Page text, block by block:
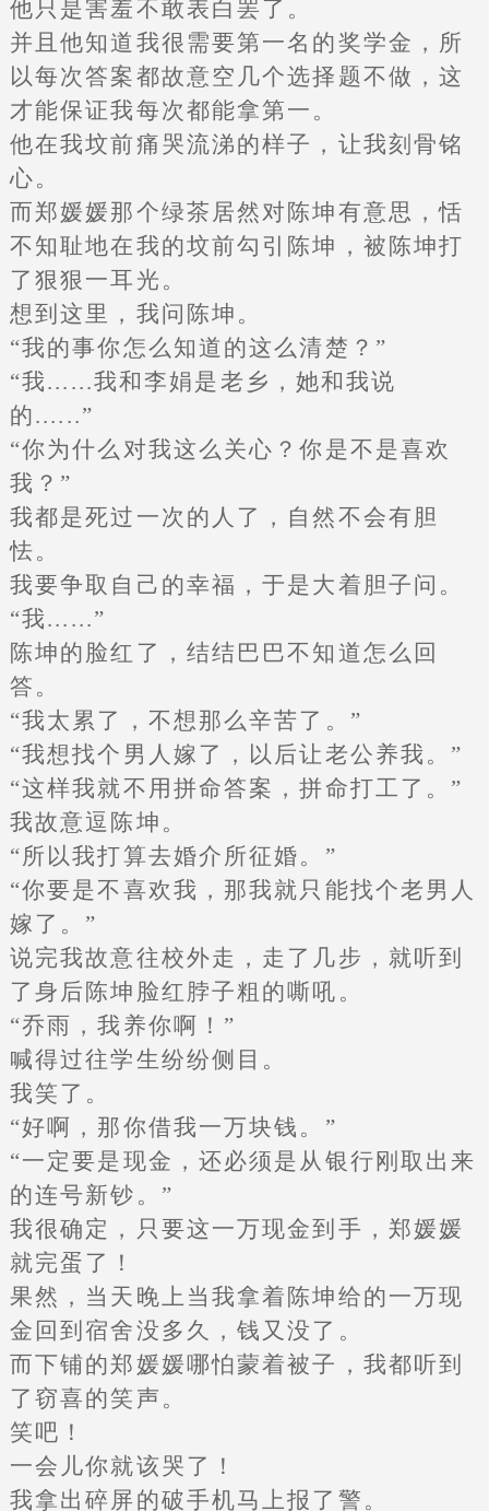
他只是害羞不敢表白罢了。
并且他知道我很需要第一名的奖学金，所
以每次答案都故意空几个选择题不做，这
才能保证我每次都能拿第一。
他在我坟前痛哭流涕的样子，让我刻骨铭
心。
而郑媛媛那个绿茶居然对陈坤有意思，恬
不知耻地在我的坟前勾引陈坤，被陈坤打
了狠狠一耳光。
想到这里，我问陈坤。
“我的事你怎么知道的这么清楚？”
“我......我和李娟是老乡，她和我说
的......”
“你为什么对我这么关心？你是不是喜欢
我？”
我都是死过一次的人了，自然不会有胆
怯。
我要争取自己的幸福，于是大着胆子问。
“我......”
陈坤的脸红了，结结巴巴不知道怎么回
答。
“我太累了，不想那么辛苦了。”
“我想找个男人嫁了，以后让老公养我。”
“这样我就不用拼命答案，拼命打工了。”
我故意逗陈坤。
“所以我打算去婚介所征婚。”
“你要是不喜欢我，那我就只能找个老男人
嫁了。”
说完我故意往校外走，走了几步，就听到
了身后陈坤脸红脖子粗的嘶吼。
“乔雨，我养你啊！”
喊得过往学生纷纷侧目。
我笑了。
“好啊，那你借我一万块钱。”
“一定要是现金，还必须是从银行刚取出来
的连号新钞。”
我很确定，只要这一万现金到手，郑媛媛
就完蛋了！
果然，当天晚上当我拿着陈坤给的一万现
金回到宿舍没多久，钱又没了。
而下铺的郑媛媛哪怕蒙着被子，我都听到
了窃喜的笑声。
笑吧！
一会儿你就该哭了！
我拿出碎屏的破手机马上报了警。